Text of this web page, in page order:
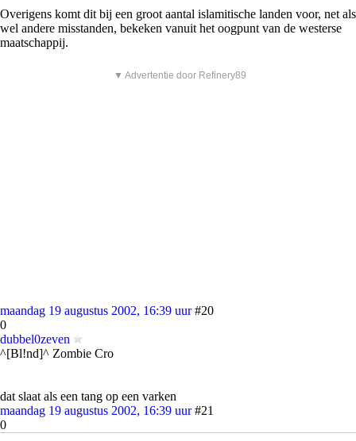
Overigens komt dit bij een groot aantal islamitische landen voor, net als
wel andere misstanden, bekeken vanuit het oogpunt van de westerse
maatschappij.
▼ Advertentie door Refinery89
maandag 19 augustus 2002, 16:39 uur #20
0
dubbel0zeven
^[Bl!nd]^ Zombie Cro
dat slaat als een tang op een varken
maandag 19 augustus 2002, 16:39 uur #21
0